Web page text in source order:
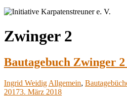
Zwinger 2
Bautagebuch Zwinger 2
Ingrid Weidig Allgemein,
20173. März 2018